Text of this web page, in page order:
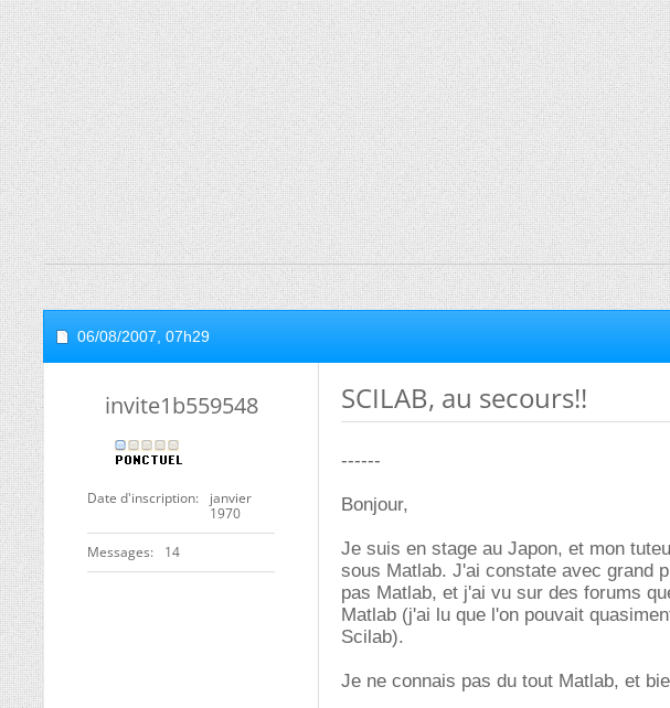
06/08/2007, 07h29
invite1b559548
Date d'inscription
janvier
1970
Messages 14
SCILAB, au secours!!
------
Bonjour,
Je suis en stage au Japon, et mon
sous Matlab. J'ai constate avec grand
pas Matlab, et j'ai vu sur des forums
Matlab (j'ai lu que l'on pouvait
Scilab).
Je ne connais pas du tout Matlab, et